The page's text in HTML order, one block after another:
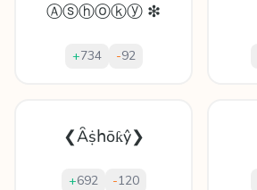
Ⓐⓢⓗⓞⓚⓨ ❇
+734 -92
❮Ȃṩհōƙŷ❯
+692 -120